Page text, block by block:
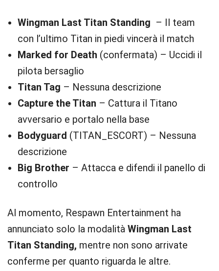
Wingman Last Titan Standing – Il team
con l’ultimo Titan in piedi vincerà il match
Marked for Death (confermata) – Uccidi il
pilota bersaglio
Titan Tag – Nessuna descrizione
Capture the Titan – Cattura il Titano
avversario e portalo nella base
Bodyguard (TITAN_ESCORT) – Nessuna
descrizione
Big Brother – Attacca e difendi il panello di
controllo
Al momento, Respawn Entertainment ha
annunciato solo la modalità Wingman Last
Titan Standing, mentre non sono arrivate
conferme per quanto riguarda le altre.